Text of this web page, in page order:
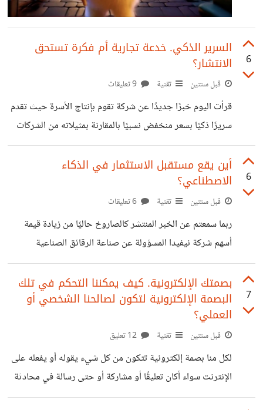
6
السرير الذكي. خدعة تجارية أم فكرة تستحق
الانتشار؟
قبل سنتين تقنية
قرأت اليوم خبرًا جديدًا عن شركة تقوم بإنتاج الأسرة حيث تقدم
سريرًا ذكيًا بسعر منخفض نسبيًا بالمقارنة بمثيلاته من الشركات
(أقل من ألف دولار). على الورق، يبدو هذا بمثابة صفقة جيدة
لسرير ذكي. حيث أنه يوفر ميزة تحليل بيانات مخصصة للنوم
والصحة كما أن السرير قادر على الضبط تلقائيًا طوال الليل، مما
يتيح للمستخدمين ضبط المستوى المثالي من كل شيء حتى
مدى صلابة مرتبة السرير! كما يسمح لهم بتعديل جوانب السرير
حتى يتمكنوا من النوم بشكل أكثر راحة وغيرها من
6
أين يقع مستقبل الاستثمار في الذكاء
الاصطناعي؟
قبل سنتين تقنية
ربما سمعتم عن الخبر المنتشر كالصاروخ حاليًا من زيادة قيمة
أسهم شركة نيفيدا المسؤولة عن صناعة الرقائق الصناعية
والهاردوير. وكيف أنها أصبحت الشركة الأكثر قيمة في العالم في
فترة قصيرة متخطية بذلك الشركة الأشهر ميكروسوفت. هذا غير
أن بعض الموظفين الذين لديهم أسهم في الشركة قاموا بالتقاعد
بعد أن أصبحوا أثرياء فجأة! يقول الكثيرون أنها مجرد فقاعة
ولكن بالنظر لعمل الشركة وكيف أن هذه الشركة تقوم بتوفير
البنية التحتية التي تُبنى عليها التطبيقات المعقدة مثل تطبيقات
الذكاء الاصطناعي يصبح الأمر
7
بصمتك الإلكترونية. كيف يمكننا التحكم في تلك
البصمة الإلكترونية لتكون لصالحنا الشخصي أو
العملي؟
قبل سنتين تقنية
لكل منا بصمة إلكترونية تتكون من كل شيء يقوله أو يفعله على
الإنترنت سواء أكان تعليقًا أو مشاركة أو حتى رسالة في محادثة
على تطبيق ما وأحيانًا تكون فقط حتى موقعًا زرته أو إيميلًا